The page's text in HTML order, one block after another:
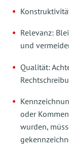
Relevanz:
und
Qualität:
oder
wurden,